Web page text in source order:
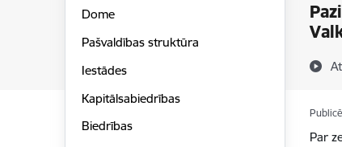
Dome
Pašvaldības struktūra
Iestādes
Kapitālsabiedrības
Biedrības
Par